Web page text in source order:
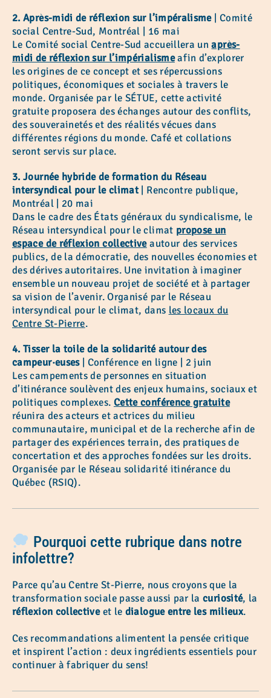
2. Après-midi de réflexion sur l’impéralisme
| Comité
social Centre-Sud, Montréal | 16 mai
Le Comité social Centre-Sud accueillera unaprès-
midi de réflexion sur l’impérialismeafin d’explorer
les origines de ce concept et ses répercussions
politiques, économiques et sociales à travers le
monde. Organisée par le SÉTUE, cette activité
gratuite proposera des échanges autour des conflits,
des souverainetés et des réalités vécues dans
différentes régions du monde. Café et collations
seront servis sur place.
3. Journée hybride de formation du Réseau
intersyndical pour le climat| Rencontre publique,
Montréal | 20 mai
Dans le cadre des États généraux du syndicalisme, le
Réseau intersyndical pour le climat propose un
espace de réflexion collectiveautour des services
publics, de la démocratie, des nouvelles économies et
des dérives autoritaires. Une invitation à imaginer
ensemble un nouveau projet de société et à partager
sa vision de l’avenir. Organisé par le Réseau
intersyndical pour le climat, dans les locaux du
Centre St-Pierre.
4. Tisser la toile de la solidarité autour des
campeur·euses
| Conférence en ligne | 2 juin
Les campements de personnes en situation
d’itinérance soulèvent des enjeux humains, sociaux et
politiques complexes. Cette conférence gratuite
réunira des acteurs et actrices du milieu
communautaire, municipal et de la recherche afin de
partager des expériences terrain, des pratiques de
concertation et des approches fondées sur les droits.
Organisée par le Réseau solidarité itinérance du
Québec (RSIQ).
Pourquoi cette rubrique dans notre
infolettre?
Parce qu’au Centre St-Pierre, nous croyons que la
transformation sociale passe aussi par lacuriosité, la
réflexion collectiveet le dialogue entre les milieux.
Ces recommandations alimentent la pensée critique
et inspirent l’action : deux ingrédients essentiels pour
continuer à fabriquer du sens!